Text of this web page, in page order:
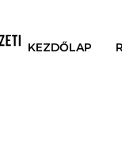
KEZDŐLAP